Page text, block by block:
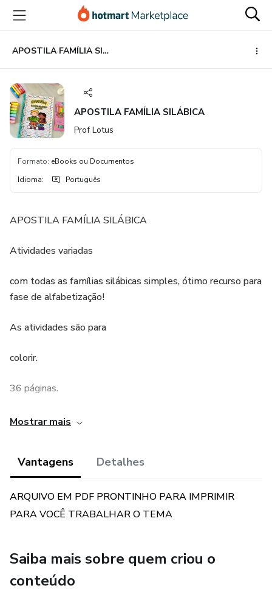
para
conteúdo
principal
para
pagamento
para
rodapé
APOSTILA FAMÍLIA SILÁBICA
APOSTILA FAMÍLIA SILÁBICA
Prof Lotus
Formato: eBooks ou Documentos
Idioma: Português
APOSTILA FAMÍLIA SILÁBICA
Atividades variadas
com todas as famílias silábicas simples, ótimo recurso para
fase de alfabetização!
As atividades são para
colorir.
36 páginas.
Atividades inclusas:
Colorir as figuras iniciadas com cada sílaba;
Ligar as figuras à sílaba;
Completar com a sílaba faltosa;
Mostrar mais
Vantagens Detalhes
ARQUIVO EM PDF PRONTINHO PARA IMPRIMIR
PARA VOCÊ TRABALHAR O TEMA
Saiba mais sobre quem criou o
conteúdo